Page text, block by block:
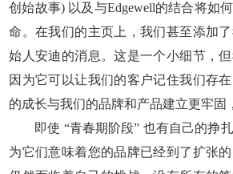
创始故事) 以及与Edgewell的结合将如
命。在我们的主页上，我们甚至添加
始人安迪的消息。这是一个小细节，
因为它可以让我们的客户记住我们存
的成长与我们的品牌和产品建立更牢固
即使 “青春期阶段” 也有自己的挣
为它们意味着您的品牌已经到了扩张